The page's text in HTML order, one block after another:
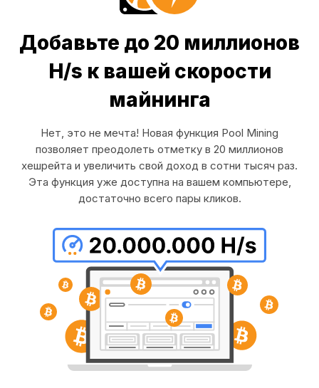
Добавьте до 20 миллионов
H/s к вашей скорости
майнинга
Нет, это не мечта! Новая функция Pool Mining
позволяет преодолеть отметку в 20 миллионов
хешрейта и увеличить свой доход в сотни тысяч раз.
Эта функция уже доступна на вашем компьютере,
достаточно всего пары кликов.